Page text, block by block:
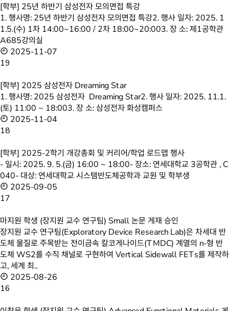
[학부] 25년 하반기 삼성전자 모의면접 특강
1. 행사명: 25년 하반기 삼성전자 모의면접 특강2. 행사 일자: 2025. 1
1.5.(수) 1차 14:00~16:00 / 2차 18:00~20:003. 장 소: 제1공학관
A685강의실
2025-11-07
19
[학부] 2025 삼성전자 Dreaming Star
1. 행사명: 2025 삼성전자 Dreaming Star2. 행사 일자: 2025. 11.1.
(토) 11:00 ~ 18:003. 장 소: 삼성전자 화성캠퍼스
2025-11-04
18
[학부] 2025-2학기 개강총회 및 커리어/학업 로드맵 행사
- 일시: 2025. 9. 5.(금) 16:00 ~ 18:00- 장소: 연세대학교 3공학관 , C
040- 대상: 연세대학교 시스템반도체공학과 교원 및 학부생
2025-09-05
17
마지원 학생 (장지원 교수 연구팀) Small 논문 게재 승인
장지원 교수 연구팀(Exploratory Device Research Lab)은 차세대 반
도체 물질로 주목받는 전이금속 칼코게나이드(TMDC) 계열의 n-형 반
도체 WS2를 수직 채널로 구현하여 Vertical Sidewall FETs를 제작하
고, 세계 최..
2025-08-26
16